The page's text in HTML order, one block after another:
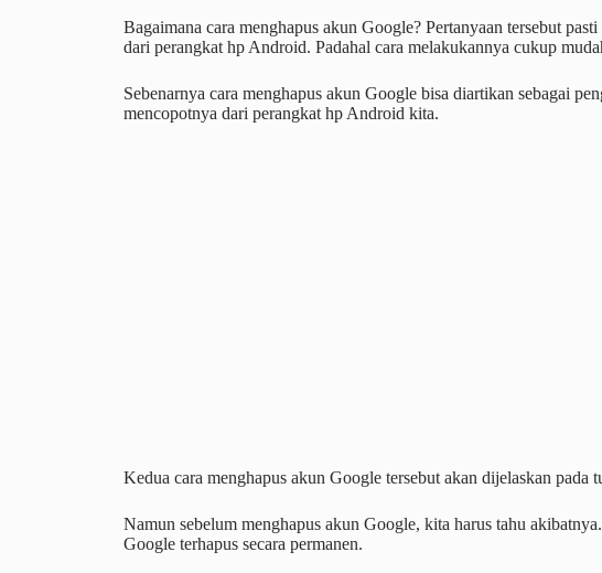
Bagaimana cara menghapus akun Google? Pertanyaan tersebut
dari perangkat hp Android. Padahal cara melakukannya cukup
Sebenarnya cara menghapus akun Google bisa diartikan sebagai
mencopotnya dari perangkat hp Android kita.
Kedua cara menghapus akun Google tersebut akan dijelaskan pada
Namun sebelum menghapus akun Google, kita harus tahu
Google terhapus secara permanen.